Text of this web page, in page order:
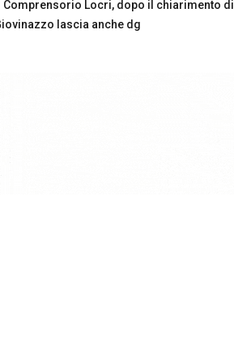
Comprensorio Locri, dopo il chiarimento di
lascia anche dg